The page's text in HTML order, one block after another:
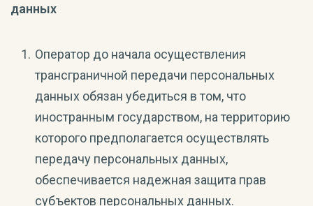
данных
Оператор до начала осуществления
трансграничной передачи персональных
данных обязан убедиться в том, что
иностранным государством, на территорию
которого предполагается осуществлять
передачу персональных данных,
обеспечивается надежная защита прав
субъектов персональных данных.